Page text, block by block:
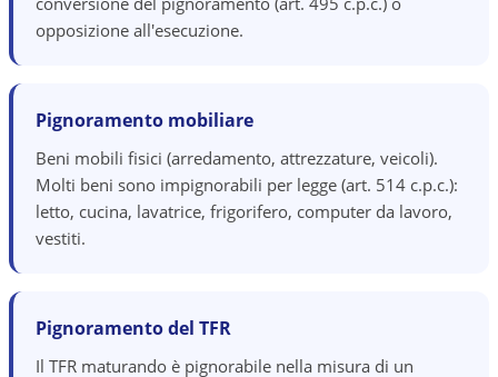
opposizione all'esecuzione.
Pignoramento mobiliare
Beni mobili fisici (arredamento, attrezzature, veicoli).
Molti beni sono impignorabili per legge (art. 514 c.p.c.):
letto, cucina, lavatrice, frigorifero, computer da lavoro,
vestiti.
Pignoramento del TFR
Il TFR maturando è pignorabile nella misura di un